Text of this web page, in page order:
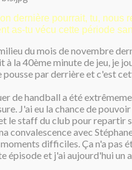
dernière pourrait, tu, nous
as-tu vécu cette période
du mois de novembre
à la 40ème minute de jeu, je
pousse par derrière et c'est
de handball a été
J'ai eu la chance de
le staff du club pour repartir
convalescence avec
difficiles. Ça n'a pas
épisode et j'ai aujourd'hui un